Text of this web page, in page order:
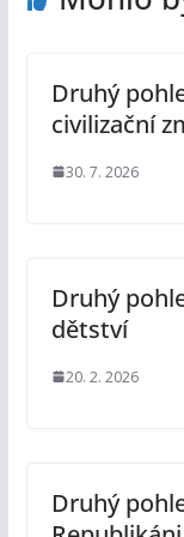
Druhý
civilizační
30. 7. 2026
Druhý
dětství
20. 2. 2026
Druhý